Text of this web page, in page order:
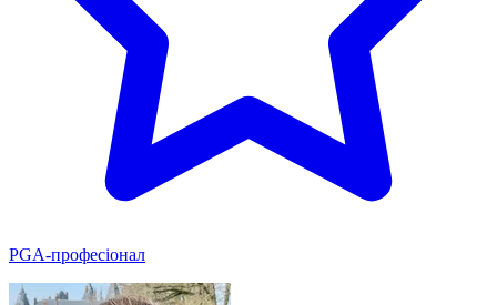
PGA-професіонал